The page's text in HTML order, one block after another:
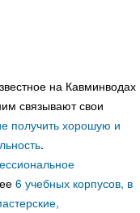
на Кавминводах
связывают свои
получить хорошую и
.
6 учебных корпусов, в